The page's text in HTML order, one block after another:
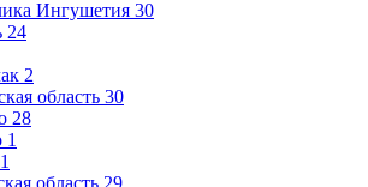
Ингушетия 30
24
2
область 30
28
1
1
область 29